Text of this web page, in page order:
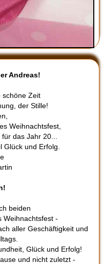
Andreas!
schöne Zeit
der Stille!
Weihnachtsfest,
das Jahr 20...
Glück und Erfolg.
beiden
Weihnachtsfest -
aller Geschäftigkeit und
Glück und Erfolg!
und nicht zuletzt -